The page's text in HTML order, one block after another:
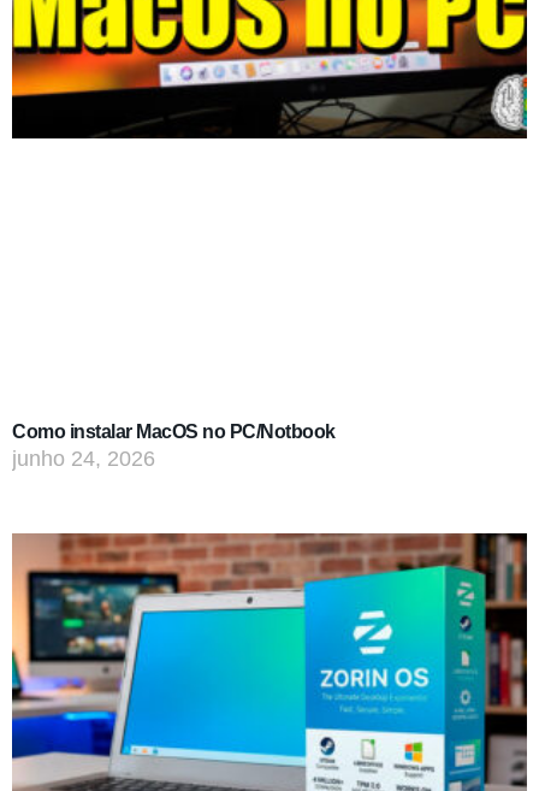
Como instalar MacOS no PC/Notbook
junho 24, 2026